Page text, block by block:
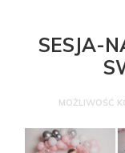
SESJA-
MOŻLIWOŚĆ